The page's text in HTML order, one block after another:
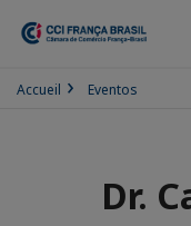
Accueil Eventos
Dr.